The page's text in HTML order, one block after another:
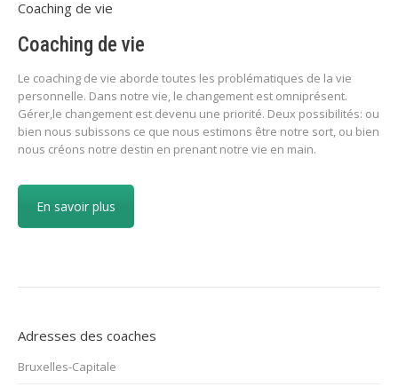
Coaching de vie
Coaching de vie
Le coaching de vie aborde toutes les problématiques de la vie
personnelle. Dans notre vie, le changement est omniprésent.
Gérer,le changement est devenu une priorité. Deux possibilités: ou
bien nous subissons ce que nous estimons être notre sort, ou bien
nous créons notre destin en prenant notre vie en main.
En savoir plus
Adresses des coaches
Bruxelles-Capitale